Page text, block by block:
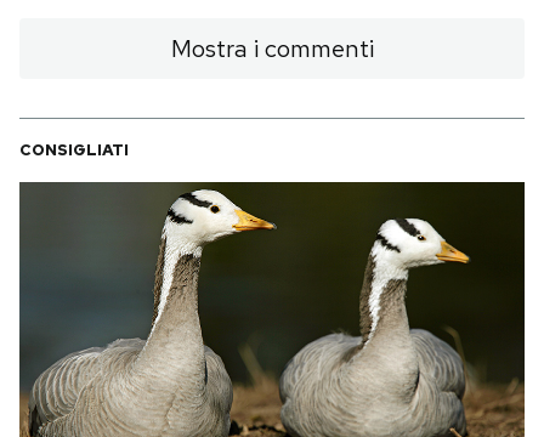
Mostra i commenti
CONSIGLIATI